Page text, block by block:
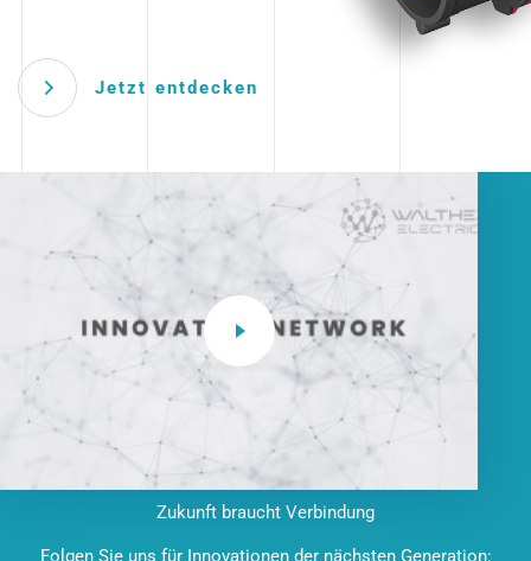
Jetzt entdecken
Zukunft braucht Verbindung
Folgen Sie uns für Innovationen der nächsten Generation: